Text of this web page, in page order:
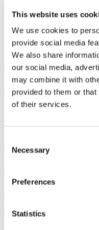
This website uses
We use cookies to
provide social media
We also share
our social media,
may combine it with
provided to them or
of their services.
Selection
Necessary
Preferences
Statistics
2026
News 2026
Parlamento Ue: più tutele ai
Risarcimenti più snelli,
chi accompagna un minore
Leggi tutto...
13
TURISMO E LAVORO,
“BENE I DATI 2026.
TALENTI”
Ministero del Turismo
che confermano la forte